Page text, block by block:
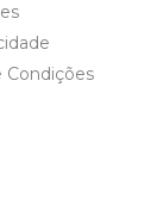
Condições